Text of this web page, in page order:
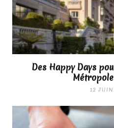
Des Happy Days
12